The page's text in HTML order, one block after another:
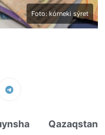
Foto: kórneki sýret
Qazaqstan